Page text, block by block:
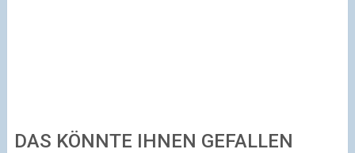
DAS KÖNNTE IHNEN GEFALLEN